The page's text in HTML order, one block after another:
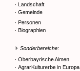
· Landschaft
· Gemeinde
· Personen
· Biographien
Sonderbereiche:
· Oberbayrische Almen
· AgrarKulturerbe in Europa